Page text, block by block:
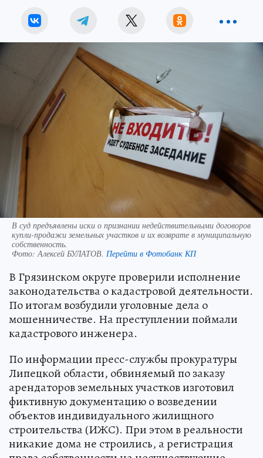
В суд предъявлены иски о признании недействительными договоров
купли-продажи земельных участков и их возврате в муниципальную
собственность.
Фото:Алексей БУЛАТОВ. Перейти в Фотобанк КП
В Грязинском округе проверили исполнение
законодательства о кадастровой деятельности.
По итогам возбудили уголовные дела о
мошенничестве. На преступлении поймали
кадастрового инженера.
По информации пресс-службы прокуратуры
Липецкой области, обвиняемый по заказу
арендаторов земельных участков изготовил
фиктивную документацию о возведении
объектов индивидуального жилищного
строительства (ИЖС). При этом в реальности
никакие дома не строились, а регистрация